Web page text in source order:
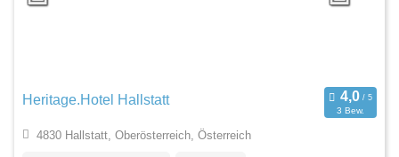
Heritage.Hotel Hallstatt
3 Bew.
4830 Hallstatt, Oberösterreich, Österreich